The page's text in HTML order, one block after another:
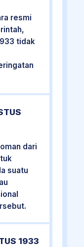
resmi
tidak
dari
suatu
1933